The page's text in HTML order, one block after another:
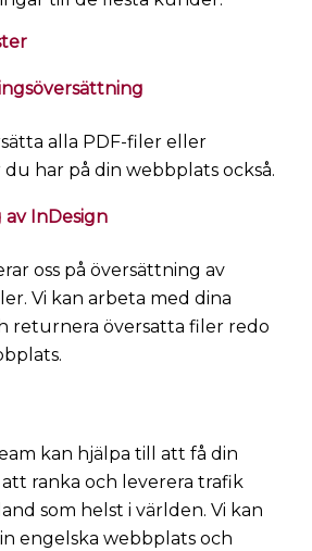
alla PDF-filer eller
har på din webbplats också.
InDesign
oss på översättning av
Vi kan arbeta med dina
returnera översatta filer redo
kan hjälpa till att få din
ranka och leverera trafik
som helst i världen. Vi kan
engelska webbplats och